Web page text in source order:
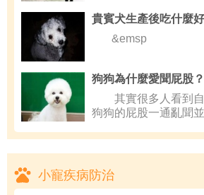
貴賓犬生產後吃什麼
&emsp
狗狗為什麼愛聞屁股？
其實很多人看到自
狗狗的屁股一通亂聞
小寵疾病防治